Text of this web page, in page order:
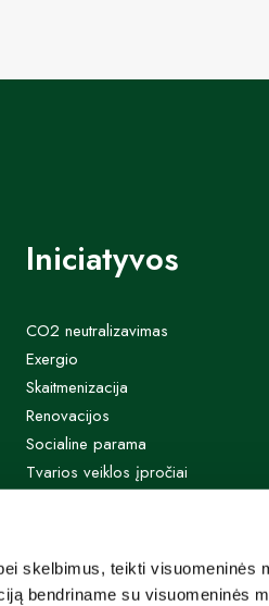
skelbimus, teikti visuomeninės
bendriname su visuomeninės
Iniciatyvos
CO2 neutralizavimas
Exergio
Skaitmenizacija
Renovacijos
Socialine parama
Tvarios veiklos įpročiai